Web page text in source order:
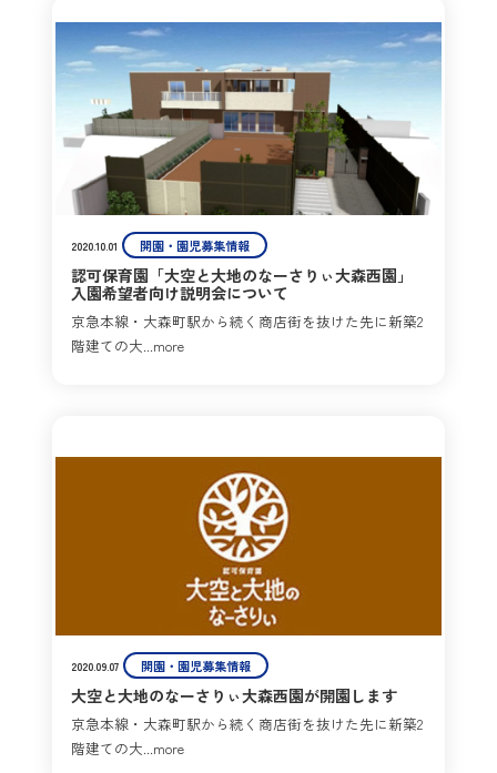
2020.10.01 開園・園児募集情報
認可保育園「大空と大地のなーさりぃ大森西園」
入園希望者向け説明会について
京急本線・大森町駅から続く商店街を抜けた先に新築2
階建ての大...more
2020.09.07 開園・園児募集情報
大空と大地のなーさりぃ大森西園が開園します
京急本線・大森町駅から続く商店街を抜けた先に新築2
階建ての大...more